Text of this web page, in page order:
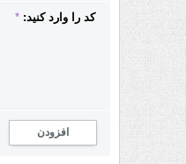
کد را وارد کنید: *
افزودن